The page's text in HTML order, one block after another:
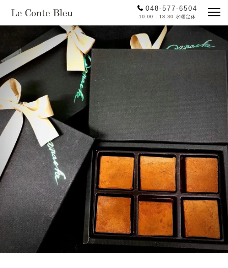
048-577-6504
10:00 - 18:30 水曜定休